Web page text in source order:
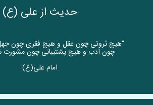
حدیث از علی (ع)
"هیچ ثروتی چون عقل و هیچ فقری چون
چون ادب و هیچ پشتیبانی چون مشورت
امام علی(ع)